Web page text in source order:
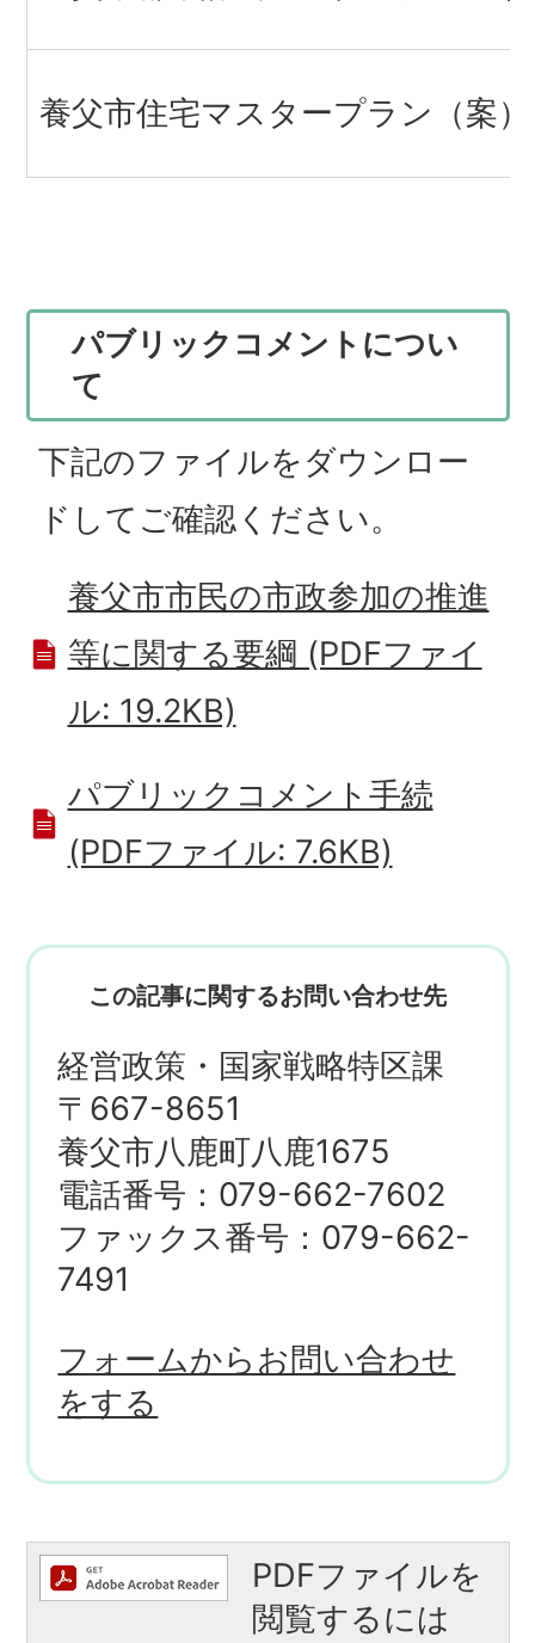
養父市住宅マスタープラン（案
パブリックコメントについ
て
下記のファイルをダウンロー
ドしてご確認ください。
養父市市民の市政参加の推進
等に関する要綱 (PDFファイ
ル: 19.2KB)
パブリックコメント手続
(PDFファイル: 7.6KB)
この記事に関するお問い合わせ先
経営政策・国家戦略特区課
〒667-8651
養父市八鹿町八鹿1675
電話番号：079-662-7602
ファックス番号：079-662-
7491
フォームからお問い合わせ
をする
PDFファイルを
閲覧するには